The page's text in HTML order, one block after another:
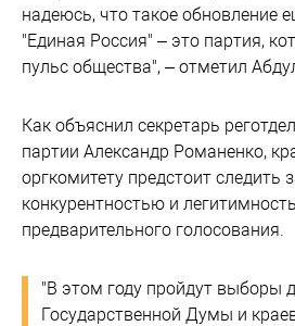
надеюсь, что такое обновление
"Единая Россия" – это партия,
пульс общества", – отметил
Как объяснил секретарь
партии Александр Романенко,
оргкомитету предстоит следить
конкурентностью и
предварительного голосования.
"В этом году пройдут выборы
Государственной Думы и